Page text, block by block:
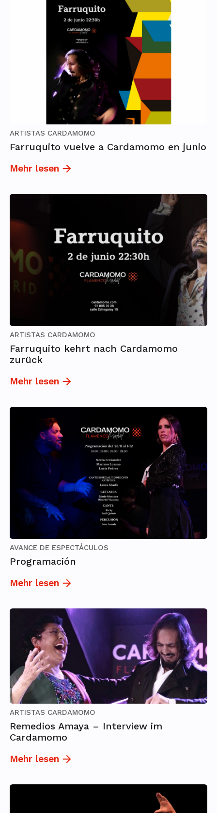
ARTISTAS CARDAMOMO
Farruquito vuelve a Cardamomo en junio
Mehr lesen
ARTISTAS CARDAMOMO
Farruquito kehrt nach Cardamomo
zurück
Mehr lesen
AVANCE DE ESPECTÁCULOS
Programación
Mehr lesen
ARTISTAS CARDAMOMO
Remedios Amaya – Interview im
Cardamomo
Mehr lesen